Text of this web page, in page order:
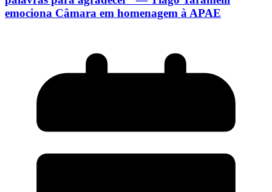
emociona Câmara em homenagem à APAE